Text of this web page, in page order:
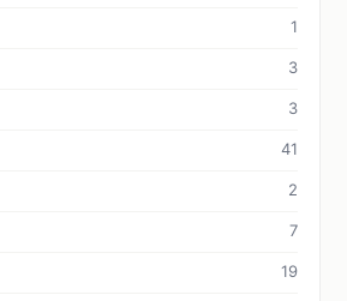
1
3
3
41
2
7
19